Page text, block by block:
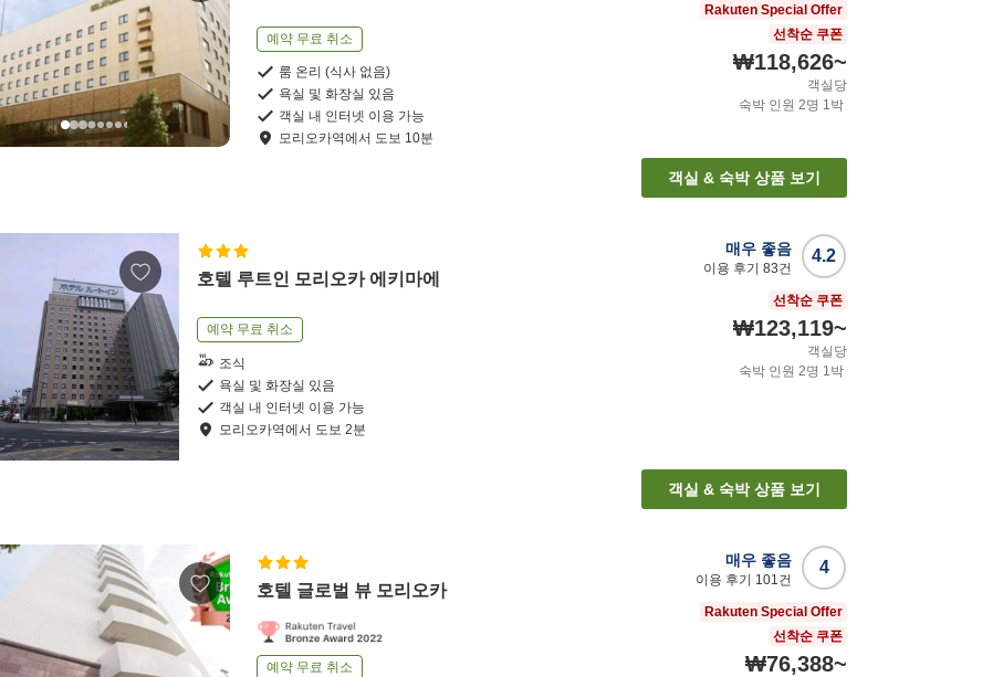
예약 무료 취소
룸 온리 (식사 없음)
욕실 및 화장실 있음
객실 내 인터넷 이용 가능
모리오카역에서 도보 10분
Rakuten Special Offer
선착순 쿠폰
₩118,626~
객실당
숙박 인원 2명 1박
객실 & 숙박 상품 보기
호텔 루트인 모리오카 에키마에
예약 무료 취소
조식
욕실 및 화장실 있음
객실 내 인터넷 이용 가능
모리오카역에서 도보 2분
4.2
매우 좋음
이용 후기 83건
선착순 쿠폰
₩123,119~
객실당
숙박 인원 2명 1박
객실 & 숙박 상품 보기
호텔 글로벌 뷰 모리오카
예약 무료 취소
4
매우 좋음
이용 후기 101 건
Rakuten Special Offer
선착순 쿠폰
₩76,388~